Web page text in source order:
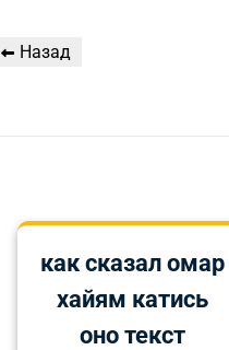
Навигация
Предыдущая
Назад
как сказал омар
хайям катись
оно текст